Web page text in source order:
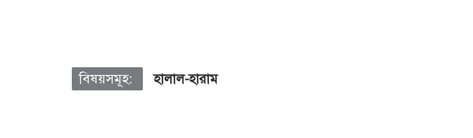
বিষয়সমূহ: হালাল-হারাম